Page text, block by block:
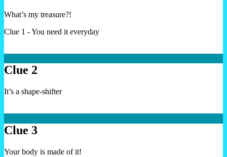
What’s my treasure?!
Clue 1 - You need it everyday
Clue 2
It’s a shape-shifter
Clue 3
Your body is made of it!